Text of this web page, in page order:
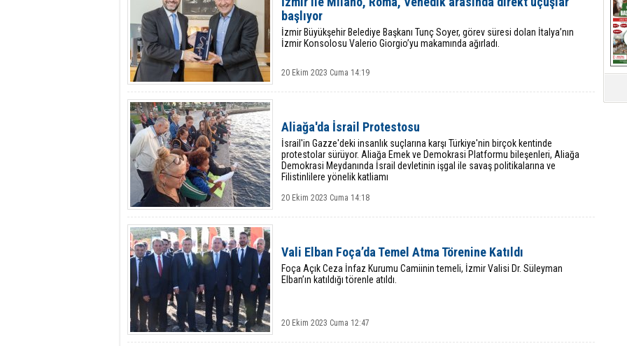
başlıyor
İzmir Büyükşehir Belediye Başkanı Tunç Soyer, görev süresi dolan İtalya’nın
İzmir Konsolosu Valerio Giorgio’yu makamında ağırladı.
20 Ekim 2023 Cuma 14:19
Aliağa'da İsrail Protestosu
İsrail'in Gazze'deki insanlık suçlarına karşı Türkiye'nin birçok kentinde
protestolar sürüyor. Aliağa Emek ve Demokrasi Platformu bileşenleri, Aliağa
Demokrasi Meydanında İsrail devletinin işgal ile savaş politikalarına ve
Filistinlilere yönelik katliamı
20 Ekim 2023 Cuma 14:18
Vali Elban Foça’da Temel Atma Törenine Katıldı
Foça Açık Ceza İnfaz Kurumu Camiinin temeli, İzmir Valisi Dr. Süleyman
Elban’ın katıldığı törenle atıldı.
20 Ekim 2023 Cuma 12:47